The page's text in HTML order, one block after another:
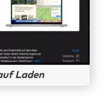
Laden